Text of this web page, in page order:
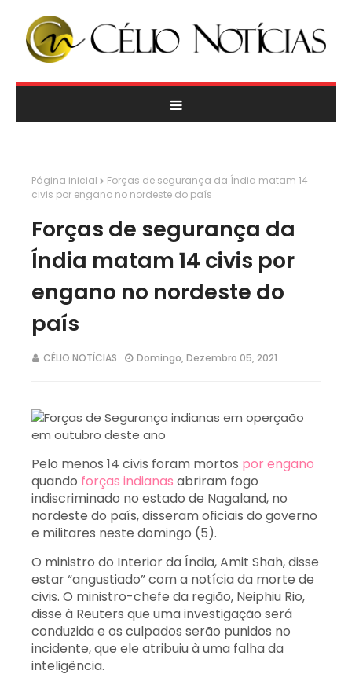
Página inicial
Forças de segurança da Índia matam 14
civis por engano no nordeste do país
Forças de segurança da
Índia matam 14 civis por
engano no nordeste do
país
CÉLIO NOTÍCIAS Domingo, Dezembro 05, 2021
Pelo menos 14 civis foram mortos por engano
quando forças indianas abriram fogo
indiscriminado no estado de Nagaland, no
nordeste do país, disseram oficiais do governo
e militares neste domingo (5).
O ministro do Interior da Índia, Amit Shah, disse
estar “angustiado” com a notícia da morte de
civis. O ministro-chefe da região, Neiphiu Rio,
disse à Reuters que uma investigação será
conduzida e os culpados serão punidos no
incidente, que ele atribuiu à uma falha da
inteligência.